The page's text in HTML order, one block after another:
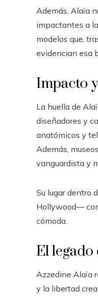
Además, Alaïa
impactantes a
modelos que,
evidencian esa
Impacto
La huella de
diseñadores y
anatómicos y
Además,
vanguardista y
Su lugar dentro
Hollywood—
cómoda.
El legado
Azzedine Alaïa
y la libertad